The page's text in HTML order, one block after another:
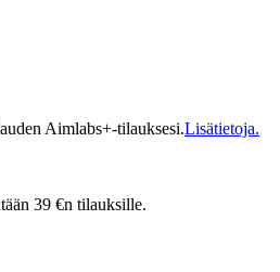
Aimlabs+-tilauksesi.Lisätietoja.
39 €n tilauksille.